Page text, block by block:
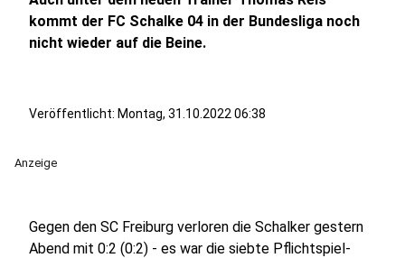
kommt der FC Schalke 04 in der Bundesliga noch
nicht wieder auf die Beine.
Veröffentlicht: Montag, 31.10.2022 06:38
Anzeige
Gegen den SC Freiburg verloren die Schalker gestern
Abend mit 0:2 (0:2) - es war die siebte Pflichtspiel-